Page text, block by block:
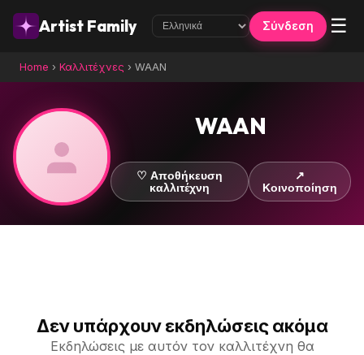
Artist Family Σύνδεση ☰
Home › Καλλιτέχνες › WAAN
WAAN
♡ Αποθήκευση
καλλιτέχνη
↗
Κοινοποίηση
Δεν υπάρχουν εκδηλώσεις ακόμα
Εκδηλώσεις με αυτόν τον καλλιτέχνη θα